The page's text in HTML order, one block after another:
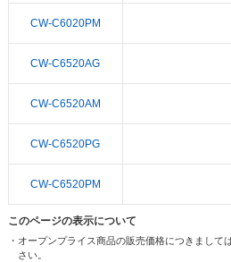
CW-C6020PM
CW-C6520AG
CW-C6520AM
CW-C6520PG
CW-C6520PM
このページの表示について
・オープンプライス商品の販売価格につきまして
さい。